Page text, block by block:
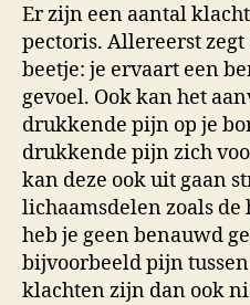
Er zijn een aantal
pectoris. Allereerst
beetje: je ervaart een
gevoel. Ook kan het
drukkende pijn op je
drukkende pijn zich
kan deze ook uit gaan
lichaamsdelen zoals de
heb je geen benauwd
bijvoorbeeld pijn
klachten zijn dan ook